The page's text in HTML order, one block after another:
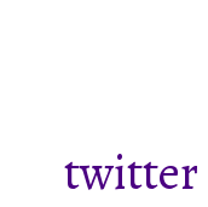
twitter